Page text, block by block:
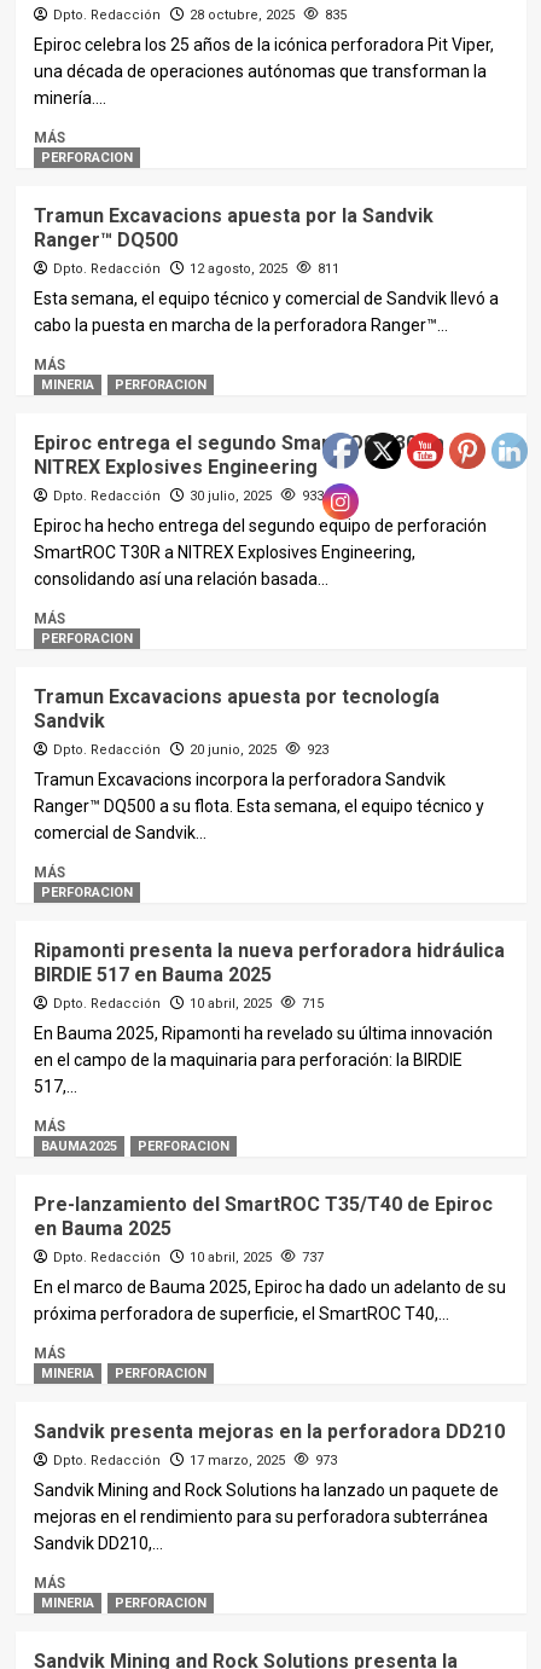
Dpto. Redacción 28 octubre, 2025 835
Epiroc celebra los 25 años de la icónica perforadora Pit Viper,
una década de operaciones autónomas que transforman la
minería....
MÁS
PERFORACION
Tramun Excavacions apuesta por la Sandvik
Ranger™ DQ500
Dpto. Redacción 12 agosto, 2025 811
Esta semana, el equipo técnico y comercial de Sandvik llevó a
cabo la puesta en marcha de la perforadora Ranger™...
MÁS
MINERIA PERFORACION
Epiroc entrega el segundo SmartROC T30R a
NITREX Explosives Engineering
Dpto. Redacción 30 julio, 2025 933
Epiroc ha hecho entrega del segundo equipo de perforación
SmartROC T30R a NITREX Explosives Engineering,
consolidando así una relación basada...
MÁS
PERFORACION
Tramun Excavacions apuesta por tecnología
Sandvik
Dpto. Redacción 20 junio, 2025 923
Tramun Excavacions incorpora la perforadora Sandvik
Ranger™ DQ500 a su flota. Esta semana, el equipo técnico y
comercial de Sandvik...
MÁS
PERFORACION
Ripamonti presenta la nueva perforadora hidráulica
BIRDIE 517 en Bauma 2025
Dpto. Redacción 10 abril, 2025 715
En Bauma 2025, Ripamonti ha revelado su última innovación
en el campo de la maquinaria para perforación: la BIRDIE
517,...
MÁS
BAUMA2025 PERFORACION
Pre-lanzamiento del SmartROC T35/T40 de Epiroc
en Bauma 2025
Dpto. Redacción 10 abril, 2025 737
En el marco de Bauma 2025, Epiroc ha dado un adelanto de su
próxima perforadora de superficie, el SmartROC T40,...
MÁS
MINERIA PERFORACION
Sandvik presenta mejoras en la perforadora DD210
Dpto. Redacción 17 marzo, 2025 973
Sandvik Mining and Rock Solutions ha lanzado un paquete de
mejoras en el rendimiento para su perforadora subterránea
Sandvik DD210,...
MÁS
MINERIA PERFORACION
Sandvik Mining and Rock Solutions presenta la